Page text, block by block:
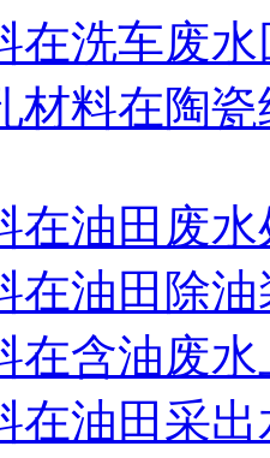
在洗车废
材料在陶
在油田废
在油田除
在含油废
在油田采